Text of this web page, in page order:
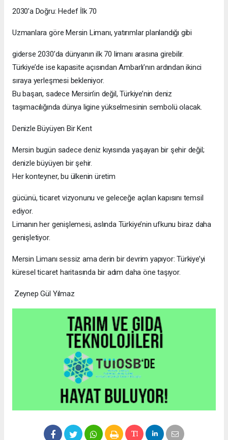
2030’a Doğru: Hedef İlk 70
Uzmanlara göre Mersin Limanı, yatırımlar planlandığı gibi
giderse 2030’da dünyanın ilk 70 limanı arasına girebilir.
Türkiye’de ise kapasite açısından Ambarlı’nın ardından ikinci
sıraya yerleşmesi bekleniyor.
Bu başarı, sadece Mersin’in değil, Türkiye’nin deniz
taşımacılığında dünya ligine yükselmesinin sembolü olacak.
Denizle Büyüyen Bir Kent
Mersin bugün sadece deniz kıyısında yaşayan bir şehir değil;
denizle büyüyen bir şehir.
Her konteyner, bu ülkenin üretim
gücünü, ticaret vizyonunu ve geleceğe açılan kapısını temsil
ediyor.
Limanın her genişlemesi, aslında Türkiye’nin ufkunu biraz daha
genişletiyor.
Mersin Limanı sessiz ama derin bir devrim yapıyor: Türkiye’yi
küresel ticaret haritasında bir adım daha öne taşıyor.
Zeynep Gül Yılmaz